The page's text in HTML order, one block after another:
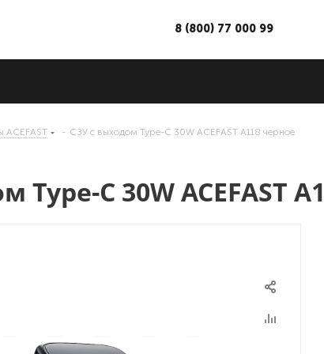
8 (800) 77 000 99
ACEFAST - СЗУ с выходом Type-C 30W ACEFAST A118 черное
Type-C 30W ACEFAST